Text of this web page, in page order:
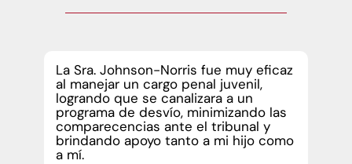
La Sra. Johnson-Norris fue muy eficaz
al manejar un cargo penal juvenil,
logrando que se canalizara a un
programa de desvío, minimizando las
comparecencias ante el tribunal y
brindando apoyo tanto a mi hijo como
a mí.